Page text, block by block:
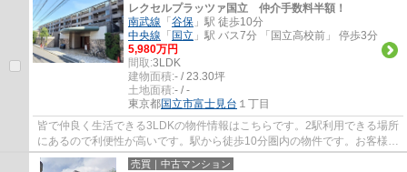
レクセルプラッツァ国立 仲介手数料半額！
南武線 「 谷保 」駅 徒歩10分
中央線 「 国立 」駅 バス7分 「国立高校前」 停歩3分
5,980万円
間取:3LDK
建物面積:- / 23.30坪
土地面積:- / -
東京都国立市富士見台 １丁目
皆で仲良く生活できる3LDKの物件情報はこちらです。2駅利用できる場所
にあるので利便性が高いです。駅から徒歩10分圏内の物件です。お客様の
住まい探しを、経験豊富なエージーホームス...
売買｜中古マンション